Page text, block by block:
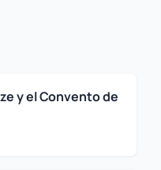
y el Convento de